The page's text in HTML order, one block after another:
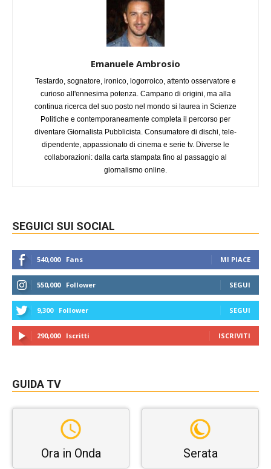
Emanuele Ambrosio
Testardo, sognatore, ironico, logorroico, attento osservatore e
curioso all'ennesima potenza. Campano di origini, ma alla
continua ricerca del suo posto nel mondo si laurea in Scienze
Politiche e contemporaneamente completa il percorso per
diventare Giornalista Pubblicista. Consumatore di dischi, tele-
dipendente, appassionato di cinema e serie tv. Diverse le
collaborazioni: dalla carta stampata fino al passaggio al
giornalismo online.
SEGUICI SUI SOCIAL
540,000 Fans MI PIACE
550,000 Follower SEGUI
9,300 Follower SEGUI
290,000 Iscritti ISCRIVITI
GUIDA TV
Ora in Onda Serata